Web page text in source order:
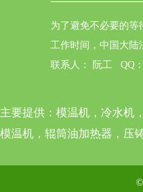
为了避免不必要的等
工作时间，中国大陆
联系人： 阮工 QQ：
主要提供： 模温机，冷水机
模温机，辊筒油加热器，压
©